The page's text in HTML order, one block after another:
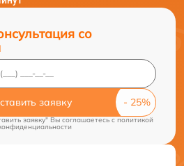
со
заявку
заявку" Вы соглашаетесь cполитикой